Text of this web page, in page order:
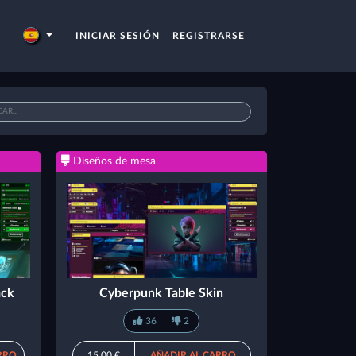
INICIAR SESIÓN REGISTRARSE
Diseños de mesa
Cyberpunk Table Skin
36 2